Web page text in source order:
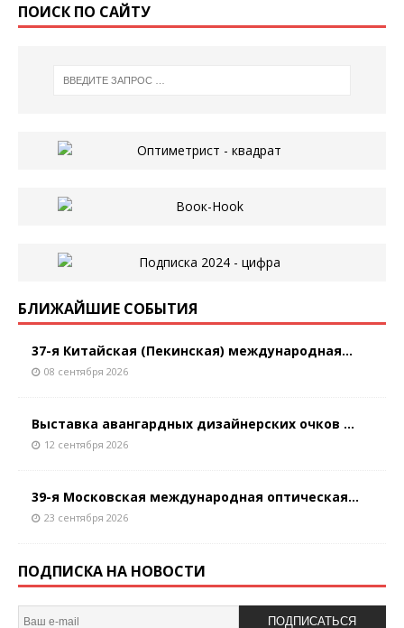
ПОИСК ПО САЙТУ
БЛИЖАЙШИЕ СОБЫТИЯ
37-я Китайская (Пекинская) международная...
08 сентября 2026
Выставка авангардных дизайнерских очков ...
12 сентября 2026
39-я Московская международная оптическая...
23 сентября 2026
ПОДПИСКА НА НОВОСТИ
ПОДПИСАТЬСЯ